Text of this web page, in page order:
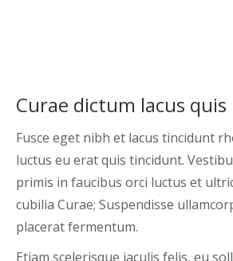
Curae dictum lacus quis
Fusce eget nibh et lacus tincidunt
luctus eu erat quis tincidunt.
primis in faucibus orci luctus et
cubilia Curae; Suspendisse
placerat fermentum.
Etiam scelerisque iaculis felis, eu